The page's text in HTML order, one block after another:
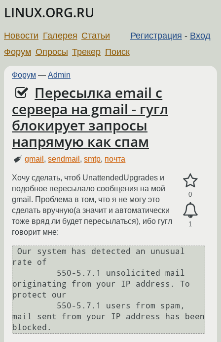
LINUX.ORG.RU
Регистрация - Вход
Новости Галерея Статьи
Форум Опросы Трекер Поиск
Форум — Admin
Пересылка email с
сервера на gmail - гугл
блокирует запросы
напрямую как спам
gmail ,sendmail ,smtp, почта
0
1
Хочу сделать, чтоб UnattendedUpgrades и
подобное пересылало сообщения на мой
gmail. Проблема в том, что я не могу это
сделать вручную(а значит и автоматически
тоже вряд ли будет пересылаться), ибо гугл
говорит мне:
rate of
originating from your IP address. To
protect our
mail sent from your IP address has been
blocked.